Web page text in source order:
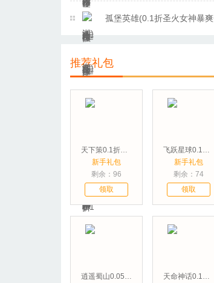
孤堡英雄(0.1折圣火女神暴
推荐礼包
天下策0.1折溥天之下
新手礼包
剩余：96
领取
飞跃星球0.1折扣版
新手礼包
剩余：74
领取
逍遥蜀山0.05折超爆养龙打金
天命神话0.1折飞升送特权